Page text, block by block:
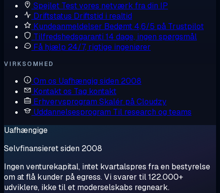
Spejlet Test vores netværk fra din IP
Driftstatus Driftstid i realtid
Kundeanmeldelser Bedømt 4,6/5 på Trustpilot
Tilfredshedsgaranti 14 dage, ingen spørgsmål
Få hjælp 24/7, rigtige ingeniører
VIRKSOMHED
Om os Uafhængig siden 2008
Kontakt os Tag kontakt
Erhvervsprogram Skalér på Cloudzy
Uddannelsesprogram Til research og teams
Uafhængige
Selvfinansieret siden 2008
Ingen venturekapital, intet kvartalspres fra en bestyrelse
om at flå kunder på egress. Vi svarer til 122.000+
udviklere, ikke til et moderselskabs regneark.